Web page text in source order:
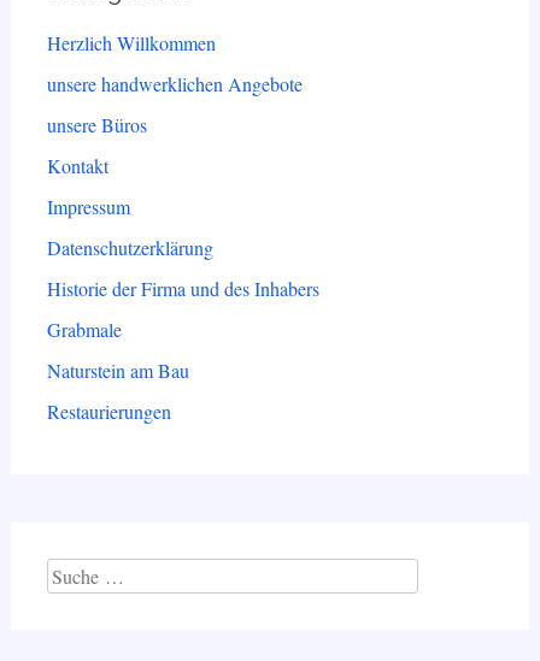
Herzlich Willkommen
unsere handwerklichen Angebote
unsere Büros
Kontakt
Impressum
Datenschutzerklärung
Historie der Firma und des Inhabers
Grabmale
Naturstein am Bau
Restaurierungen
Suche
nach: